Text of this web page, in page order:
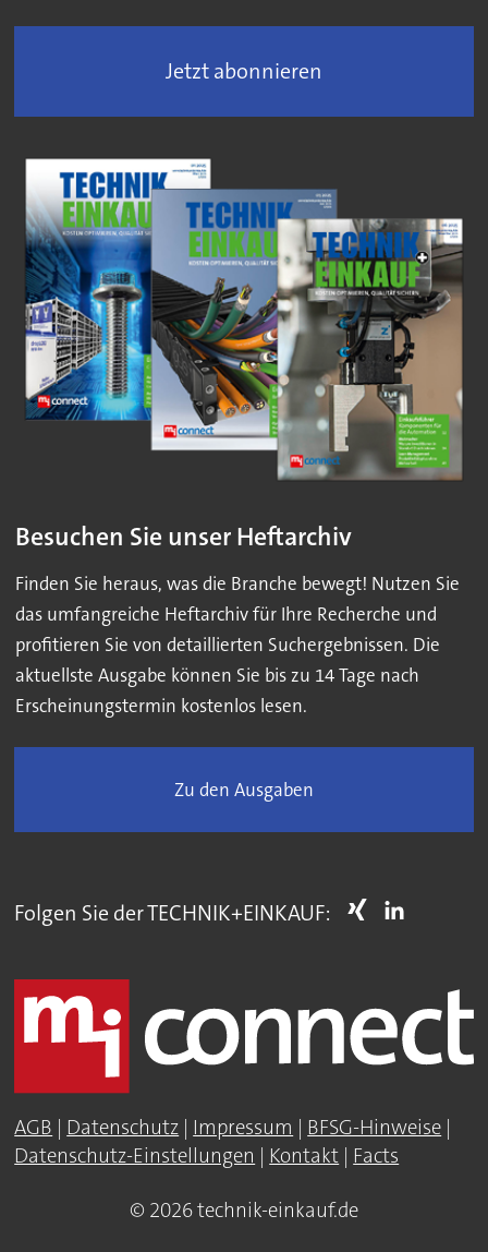
Jetzt abonnieren
Besuchen Sie unser Heftarchiv
Finden Sie heraus, was die Branche bewegt! Nutzen Sie
das umfangreiche Heftarchiv für Ihre Recherche und
profitieren Sie von detaillierten Suchergebnissen. Die
aktuellste Ausgabe können Sie bis zu 14 Tage nach
Erscheinungstermin kostenlos lesen.
Zu den Ausgaben
Folgen Sie der TECHNIK+EINKAUF:
AGB | Datenschutz | Impressum | BFSG-Hinweise |
Datenschutz-Einstellungen | Kontakt | Facts
© 2026 technik-einkauf.de